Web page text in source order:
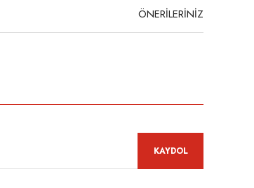
ÖNERİLERİNİZ
KAYDOL